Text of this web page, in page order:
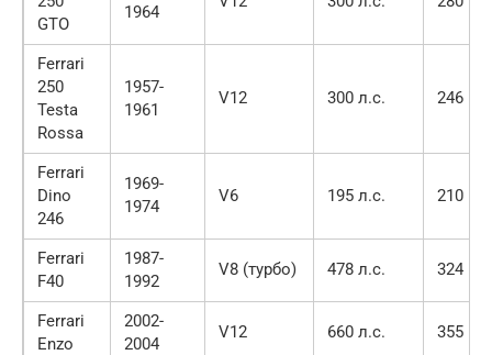
GTO
1964
Ferrari
250
Testa
Rossa
1957-
1961
V12 300 л.с. 246
Ferrari
Dino
246
1969-
1974
V6 195 л.с. 210
Ferrari
F40
1987-
1992
V8 (турбо) 478 л.с. 324
Ferrari
Enzo
2002-
2004
V12 660 л.с. 355